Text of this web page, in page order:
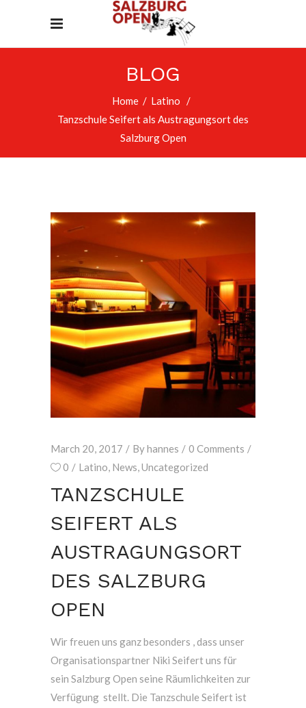
BLOG
Home/ Latino /
Tanzschule Seifert als Austragungsort des
Salzburg Open
March 20, 2017 Byhannes
0 Comments
0
Latino, News,Uncategorized
TANZSCHULE
SEIFERT ALS
AUSTRAGUNGSORT
DES SALZBURG
OPEN
Wir freuen uns ganz besonders , dass unser
Organisationspartner Niki Seifert uns für
sein Salzburg Open seine Räumlichkeiten zur
Verfügung stellt. Die Tanzschule Seifert ist